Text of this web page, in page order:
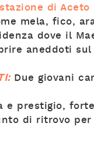
di Aceto
mela, fico,
dove il
aneddoti
Due giovani
e prestigio,
di ritrovo